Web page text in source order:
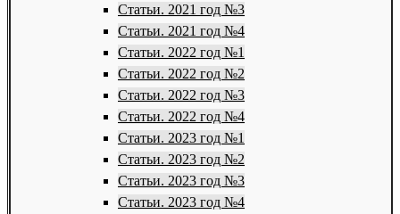
Статьи. 2021 год №3
Статьи. 2021 год №4
Статьи. 2022 год №1
Статьи. 2022 год №2
Статьи. 2022 год №3
Статьи. 2022 год №4
Статьи. 2023 год №1
Статьи. 2023 год №2
Статьи. 2023 год №3
Статьи. 2023 год №4